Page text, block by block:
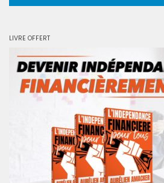
LIVRE OFFERT